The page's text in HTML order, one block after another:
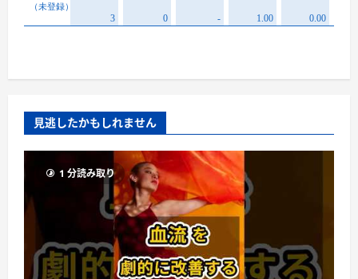
見逃したかもしれません
1 分読み取り